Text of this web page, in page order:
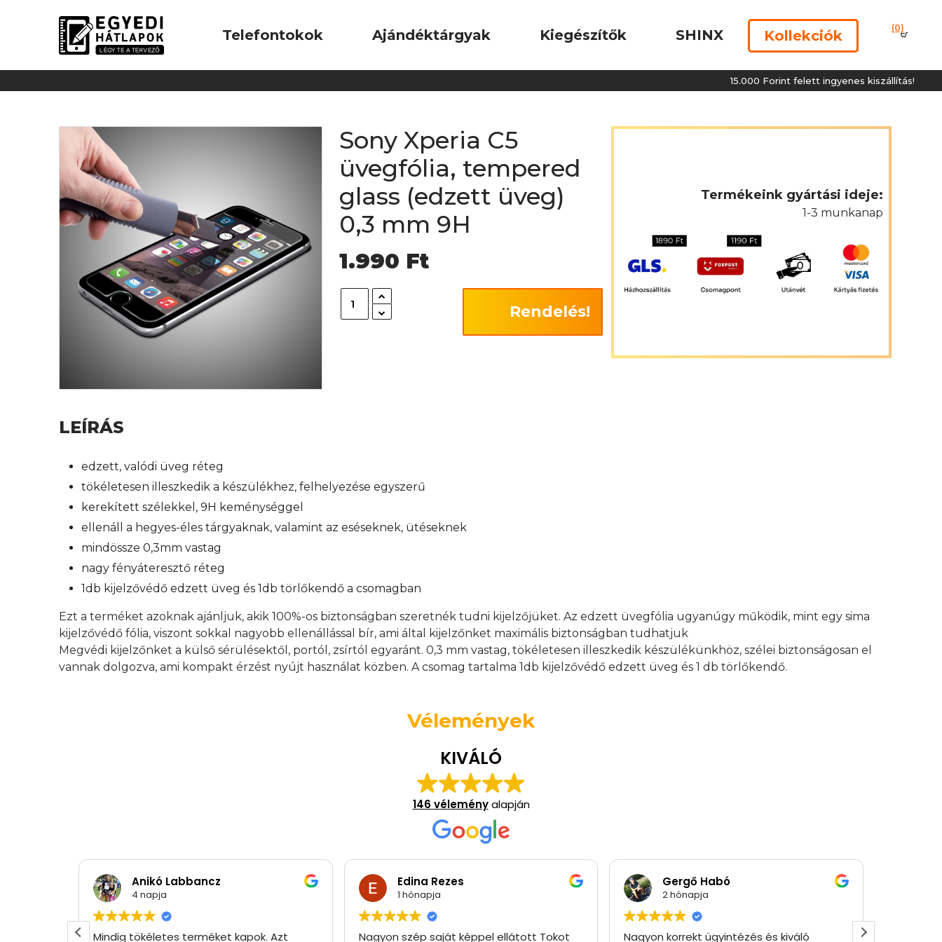
Telefontokok Ajándéktárgyak Kiegészítők SHINX Kollekciók (0)
15.000 Forint felett ingyenes kiszállítás!
Sony Xperia C5
üvegfólia, tempered
glass (edzett üveg)
0,3 mm 9H
1.990 Ft
Rendelés!
Termékeink gyártási ideje:
1-3 munkanap
LEÍRÁS
edzett, valódi üveg réteg
tökéletesen illeszkedik a készülékhez, felhelyezése egyszerű
kerekített szélekkel, 9H keménységgel
ellenáll a hegyes-éles tárgyaknak, valamint az eséseknek, ütéseknek
mindössze 0,3mm vastag
nagy fényáteresztő réteg
1db kijelzővédő edzett üveg és 1db törlőkendő a csomagban
Ezt a terméket azoknak ajánljuk, akik 100%-os biztonságban szeretnék tudni kijelzőjüket. Az edzett üvegfólia ugyanúgy működik, mint egy sima
kijelzővédő fólia, viszont sokkal nagyobb ellenállással bír, ami által kijelzőnket maximális biztonságban tudhatjuk
Megvédi kijelzőnket a külső sérülésektől, portól, zsírtól egyaránt. 0,3 mm vastag, tökéletesen illeszkedik készülékünkhöz, szélei biztonságosan el
vannak dolgozva, ami kompakt érzést nyújt használat közben. A csomag tartalma 1db kijelzővédő edzett üveg és 1 db törlőkendő.
Vélemények
KIVÁLÓ
146 véleményalapján
Anikó Labbancz
4 napja
Mindig tökéletes terméket kapok. Azt
Edina Rezes
1 hónapja
Nagyon szép saját képpel ellátott Tokot
Gergő Habó
2 hónapja
Nagyon korrekt ügyintézés és kiváló